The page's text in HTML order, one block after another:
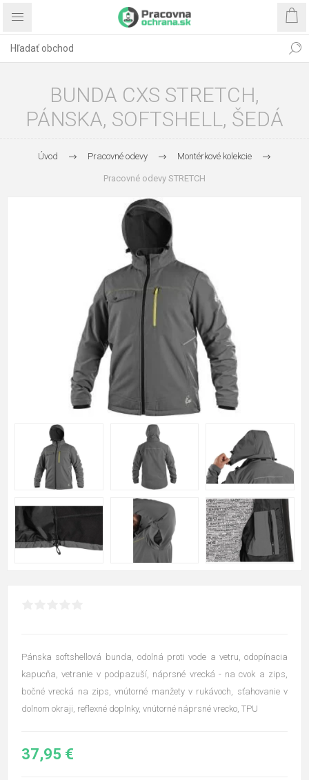
BUNDA CXS STRETCH,
PÁNSKA, SOFTSHELL, ŠEDÁ
Úvod Pracovné odevy Montérkové kolekcie
Pracovné odevy STRETCH
Pánska softshellová bunda, odolná proti vode a vetru, odopínacia
kapucňa, vetranie v podpazuší, náprsné vrecká - na cvok a zips,
bočné vrecká na zips, vnútorné manžety v rukávoch, sťahovanie v
dolnom okraji, reflexné doplnky, vnútorné náprsné vrecko, TPU
37,95 €